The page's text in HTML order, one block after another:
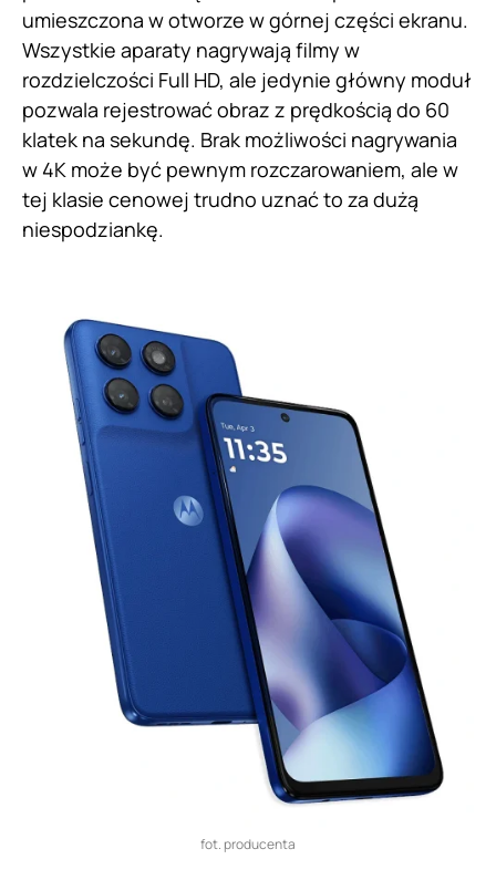
umieszczona w otworze w górnej części ekranu.
Wszystkie aparaty nagrywają filmy w
rozdzielczości Full HD, ale jedynie główny moduł
pozwala rejestrować obraz z prędkością do 60
klatek na sekundę. Brak możliwości nagrywania
w 4K może być pewnym rozczarowaniem, ale w
tej klasie cenowej trudno uznać to za dużą
niespodziankę.
fot. producenta